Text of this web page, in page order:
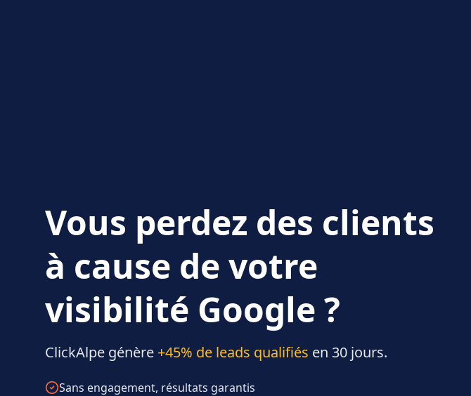
Vous perdez des clients
à cause de votre
visibilité Google ?
ClickAlpe génère +45% de leads qualifiés en 30 jours.
Sans engagement, résultats garantis